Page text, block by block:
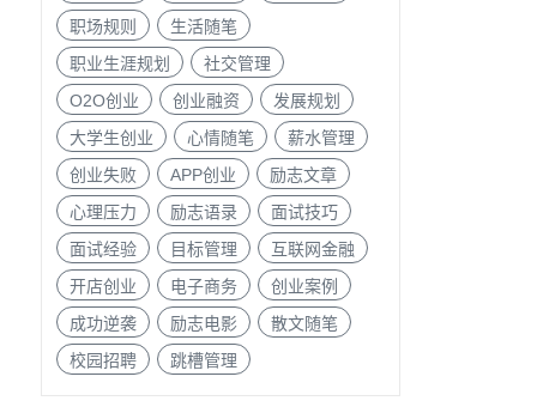
职场规则
生活随笔
职业生涯规划
社交管理
O2O创业
创业融资
发展规划
大学生创业
心情随笔
薪水管理
创业失败
APP创业
励志文章
心理压力
励志语录
面试技巧
面试经验
目标管理
互联网金融
开店创业
电子商务
创业案例
成功逆袭
励志电影
散文随笔
校园招聘
跳槽管理